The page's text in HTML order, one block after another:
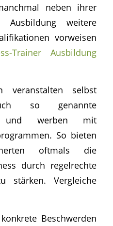
neben ihrer
Ausbildung weitere
vorweisen
Trainer Ausbildung
veranstalten selbst
so genannte
und werben mit
So bieten
oftmals die
durch regelrechte
stärken. Vergleiche
Beschwerden